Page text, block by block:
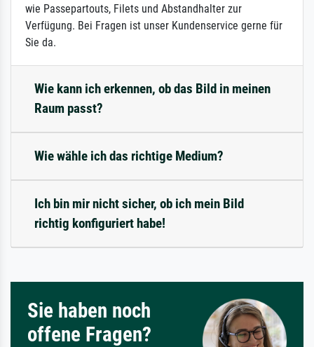
wie Passepartouts, Filets und Abstandhalter zur
Verfügung. Bei Fragen ist unser Kundenservice gerne für
Sie da.
Wie kann ich erkennen, ob das Bild in meinen
Raum passt?
Wie wähle ich das richtige Medium?
Ich bin mir nicht sicher, ob ich mein Bild
richtig konfiguriert habe!
Sie haben noch
offene Fragen?